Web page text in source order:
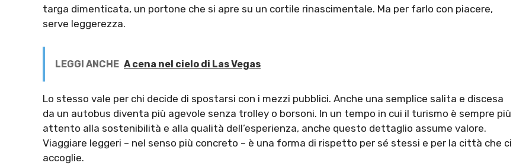
targa dimenticata, un portone che si apre su un cortile rinascimentale. Ma per farlo con piacere,
serve leggerezza.
LEGGI ANCHE A cena nel cielo di Las Vegas
Lo stesso vale per chi decide di spostarsi con i mezzi pubblici. Anche una semplice salita e discesa
da un autobus diventa più agevole senza trolley o borsoni. In un tempo in cui il turismo è sempre più
attento alla sostenibilità e alla qualità dell’esperienza, anche questo dettaglio assume valore.
Viaggiare leggeri – nel senso più concreto – è una forma di rispetto per sé stessi e per la città che ci
accoglie.